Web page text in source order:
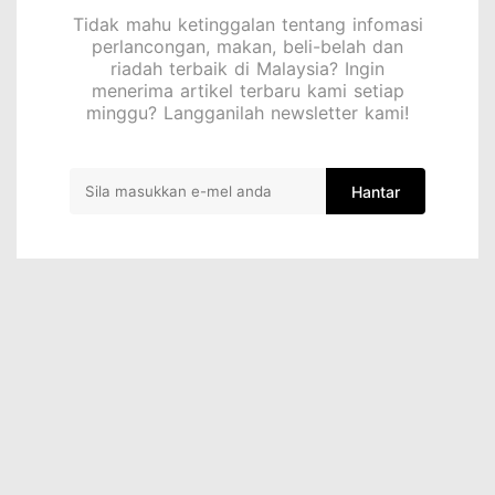
Tidak mahu ketinggalan tentang infomasi
perlancongan, makan, beli-belah dan
riadah terbaik di Malaysia? Ingin
menerima artikel terbaru kami setiap
minggu? Langganilah newsletter kami!
Hantar